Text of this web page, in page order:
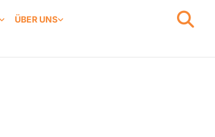
ÜBER UNS